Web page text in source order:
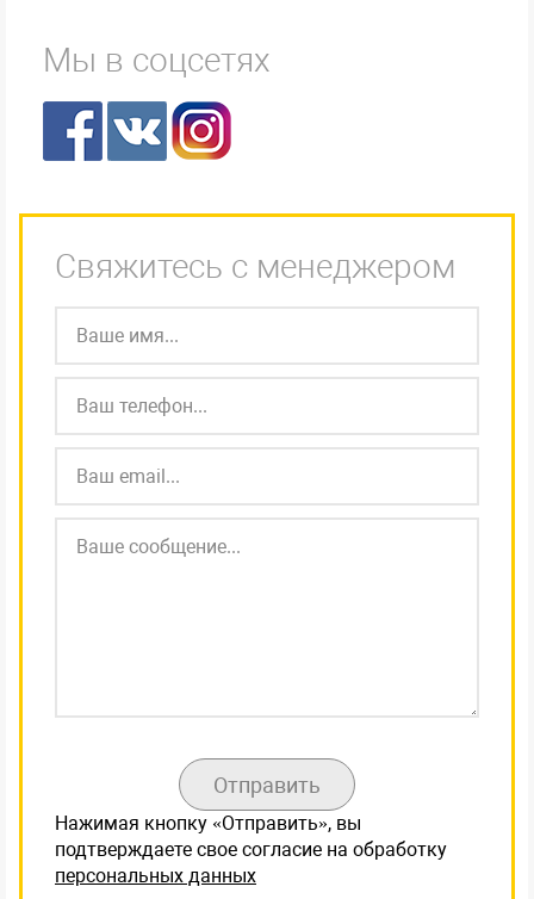
Мы в соцсетях
Свяжитесь с менеджером
Отправить
Нажимая кнопку «Отправить», вы
подтверждаете свое согласие на обработку
персональных данных